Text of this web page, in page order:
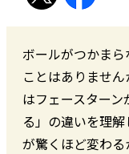
ボールがつかま
ことはありませ
はフェースター
る」の違いを理
が驚くほど変わる